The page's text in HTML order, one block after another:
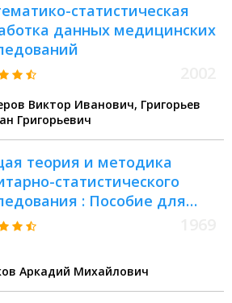
статистическая
данных медицинских
Виктор Иванович, Григорьев
Григорьевич
теория и методика
статистического
: Пособие для
Аркадий Михайлович